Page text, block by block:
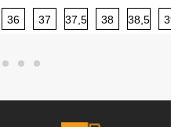
40 40,5 41 42 42,5
36 37 37,5 38 38,5